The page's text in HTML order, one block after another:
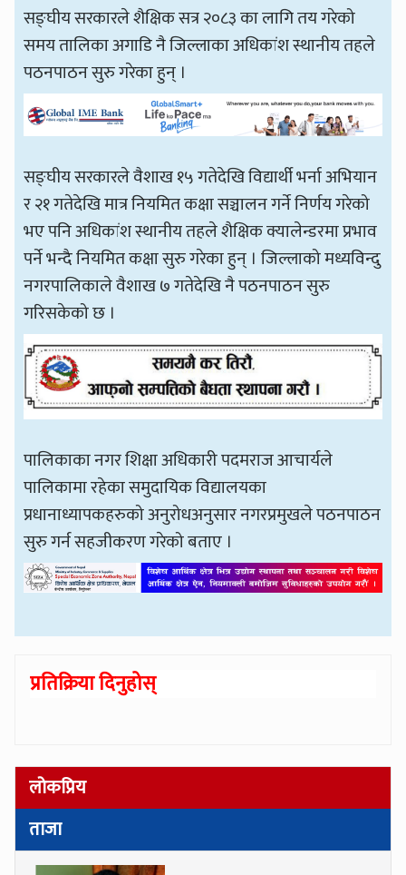
सङ्घीय सरकारले शैक्षिक सत्र २०८३ का लागि तय गरेको
समय तालिका अगाडि नै जिल्लाका अधिकांश स्थानीय तहले
पठनपाठन सुरु गरेका हुन् ।
सङ्घीय सरकारले वैशाख १५ गतेदेखि विद्यार्थी भर्ना अभियान
र २१ गतेदेखि मात्र नियमित कक्षा सञ्चालन गर्ने निर्णय गरेको
भए पनि अधिकांश स्थानीय तहले शैक्षिक क्यालेन्डरमा प्रभाव
पर्ने भन्दै नियमित कक्षा सुरु गरेका हुन् । जिल्लाको मध्यविन्दु
नगरपालिकाले वैशाख ७ गतेदेखि नै पठनपाठन सुरु
गरिसकेको छ ।
पालिकाका नगर शिक्षा अधिकारी पदमराज आचार्यले
पालिकामा रहेका समुदायिक विद्यालयका
प्रधानाध्यापकहरुको अनुरोधअनुसार नगरप्रमुखले पठनपाठन
सुरु गर्न सहजीकरण गरेको बताए ।
प्रतिक्रिया दिनुहोस्
लोकप्रिय
ताजा